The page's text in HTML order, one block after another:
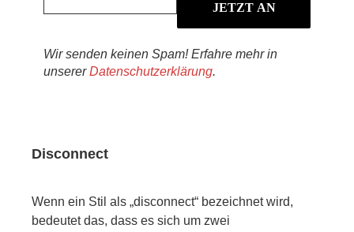
Wir senden keinen Spam! Erfahre mehr in
unsererDatenschutzerklärung.
Disconnect
Wenn ein Stil als „disconnect“ bezeichnet wird,
bedeutet das, dass es sich um zwei